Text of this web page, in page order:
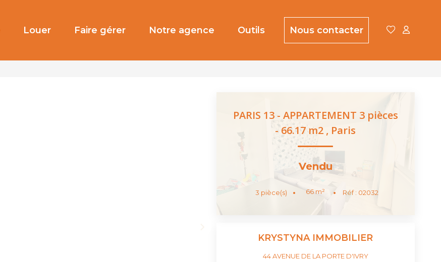
Louer Faire gérer Notre agence Outils Nous contacter
PARIS 13 - APPARTEMENT 3 pièces
- 66.17 m2 , Paris
Vendu
3 pièce(s) 66 m² Réf : 02032
KRYSTYNA IMMOBILIER
44 AVENUE DE LA PORTE D'IVRY